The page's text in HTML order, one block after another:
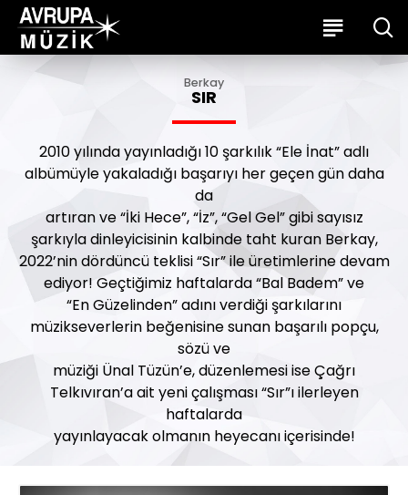
Berkay
SIR
2010 yılında yayınladığı 10 şarkılık “Ele İnat” adlı
albümüyle yakaladığı başarıyı her geçen gün daha
da
artıran ve “İki Hece”, “İz”, “Gel Gel” gibi sayısız
şarkıyla dinleyicisinin kalbinde taht kuran Berkay,
2022’nin dördüncü teklisi “Sır” ile üretimlerine devam
ediyor! Geçtiğimiz haftalarda “Bal Badem” ve
“En Güzelinden” adını verdiği şarkılarını
müzikseverlerin beğenisine sunan başarılı popçu,
sözü ve
müziği Ünal Tüzün’e, düzenlemesi ise Çağrı
Telkıvıran’a ait yeni çalışması “Sır”ı ilerleyen
haftalarda
yayınlayacak olmanın heyecanı içerisinde!